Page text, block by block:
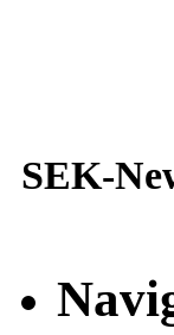
SEK-